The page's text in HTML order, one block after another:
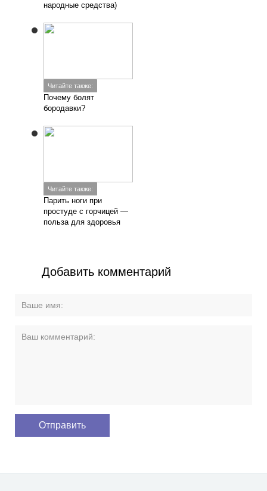
народные средства)
Читайте также:
Почему болят
бородавки?
Читайте также:
Парить ноги при
простуде с горчицей —
польза для здоровья
Добавить комментарий